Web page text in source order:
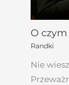
O
Randki
Nie